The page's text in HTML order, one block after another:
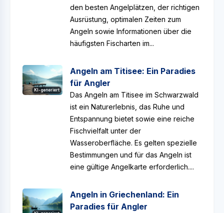
den besten Angelplätzen, der richtigen
Ausrüstung, optimalen Zeiten zum
Angeln sowie Informationen über die
häufigsten Fischarten im...
KI-generiert
Angeln am Titisee: Ein Paradies
für Angler
Das Angeln am Titisee im Schwarzwald
ist ein Naturerlebnis, das Ruhe und
Entspannung bietet sowie eine reiche
Fischvielfalt unter der
Wasseroberfläche. Es gelten spezielle
Bestimmungen und für das Angeln ist
eine gültige Angelkarte erforderlich....
Angeln in Griechenland: Ein
Paradies für Angler